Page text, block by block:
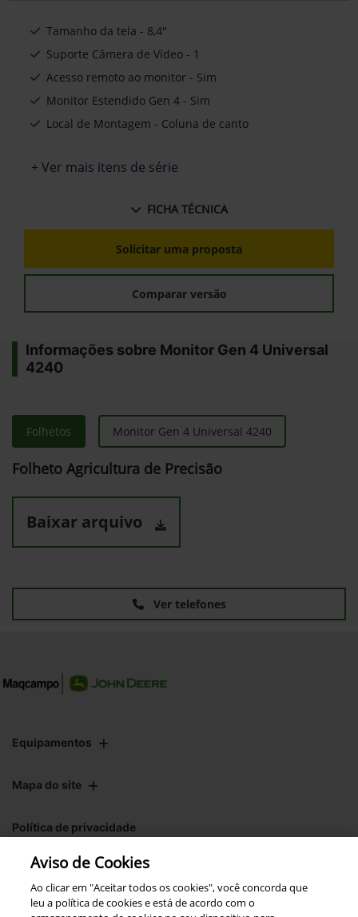
Tamanho da tela - 8,4"
Suporte Câmera de Vídeo - 1
Acesso remoto ao monitor - Sim
Monitor Estendido Gen 4 - Sim
Local de Montagem - Coluna de canto
+ Ver mais itens de série
FICHA TÉCNICA
Solicitar uma proposta
Comparar versão
Informações sobre Monitor Gen 4 Universal
4240
Folhetos Monitor Gen 4 Universal 4240
Folheto Agricultura de Precisão
Baixar arquivo
Ver telefones
Equipamentos
Mapa do site
Política de privacidade
CNPJ: 00.970.771/0004-54
Aviso de Cookies
Ao clicar em "Aceitar todos os cookies", você concorda que
leu a política de cookies e está de acordo com o